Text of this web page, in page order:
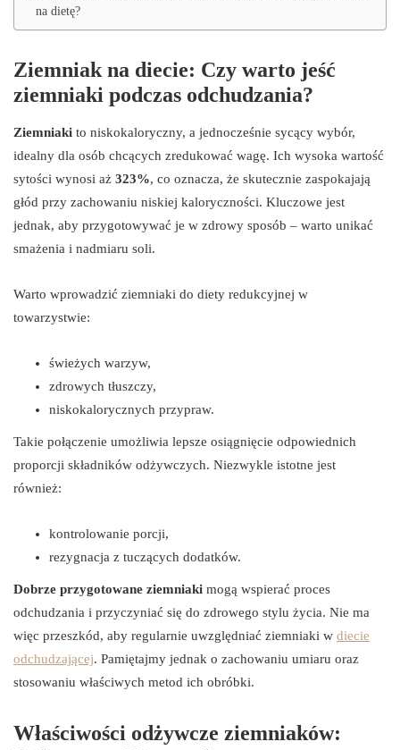
na dietę?
Ziemniak na diecie: Czy warto jeść
ziemniaki podczas odchudzania?
Ziemniaki to niskokaloryczny, a jednocześnie sycący wybór,
idealny dla osób chcących zredukować wagę. Ich wysoka wartość
sytości wynosi aż 323%, co oznacza, że skutecznie zaspokajają
głód przy zachowaniu niskiej kaloryczności. Kluczowe jest
jednak, aby przygotowywać je w zdrowy sposób – warto unikać
smażenia i nadmiaru soli.
Warto wprowadzić ziemniaki do diety redukcyjnej w
towarzystwie:
świeżych warzyw,
zdrowych tłuszczy,
niskokalorycznych przypraw.
Takie połączenie umożliwia lepsze osiągnięcie odpowiednich
proporcji składników odżywczych. Niezwykle istotne jest
również:
kontrolowanie porcji,
rezygnacja z tuczących dodatków.
Dobrze przygotowane ziemniaki mogą wspierać proces
odchudzania i przyczyniać się do zdrowego stylu życia. Nie ma
więc przeszkód, aby regularnie uwzględniać ziemniaki w diecie
odchudzającej. Pamiętajmy jednak o zachowaniu umiaru oraz
stosowaniu właściwych metod ich obróbki.
Właściwości odżywcze ziemniaków: